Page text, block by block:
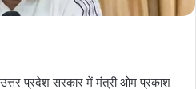
प्रदेश सरकार में मंत्री ओम प्रकाश